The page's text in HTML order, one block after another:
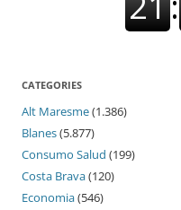
CATEGORIES
Alt Maresme(1.386)
Blanes(5.877)
Consumo Salud (199)
Costa Brava(120)
Economia(546)